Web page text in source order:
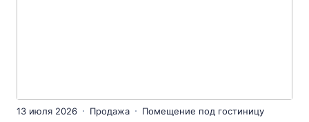
13 июля 2026 Продажа Помещение под гостиницу